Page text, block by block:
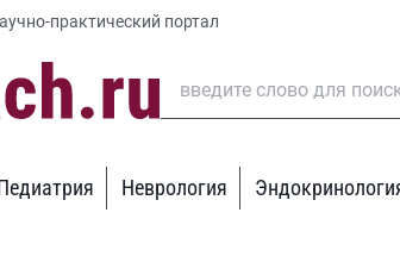
практический портал
Неврология